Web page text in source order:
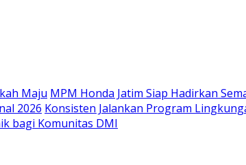
Maju MPM Honda Jatim Siap Hadirkan
2026 Konsisten Jalankan Program
bagi Komunitas DMI